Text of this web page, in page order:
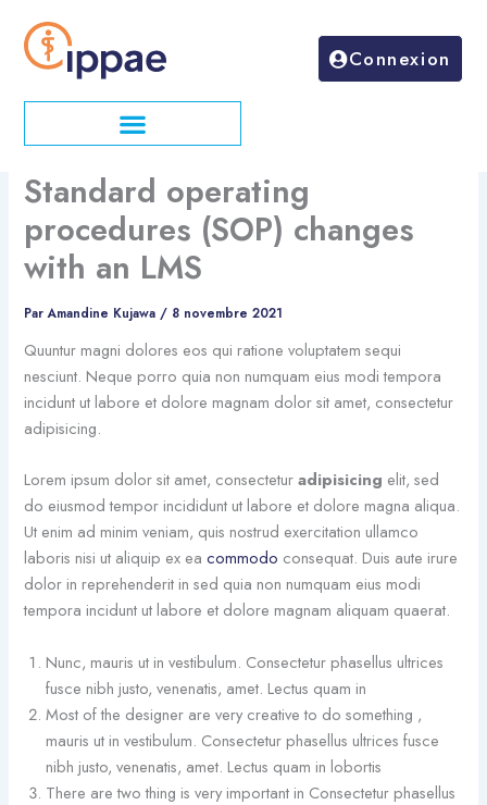
contenu
Connexion
Standard operating
procedures (SOP) changes
with an LMS
ParAmandine Kujawa / 8 novembre 2021
Quuntur magni dolores eos qui ratione voluptatem sequi
nesciunt. Neque porro quia non numquam eius modi tempora
incidunt ut labore et dolore magnam dolor sit amet, consectetur
adipisicing.
Lorem ipsum dolor sit amet, consecteturadipisicing elit, sed
do eiusmod tempor incididunt ut labore et dolore magna aliqua.
Ut enim ad minim veniam, quis nostrud exercitation ullamco
laboris nisi ut aliquip ex eacommodo consequat. Duis aute irure
dolor in reprehenderit in sed quia non numquam eius modi
tempora incidunt ut labore et dolore magnam aliquam quaerat.
Nunc, mauris ut in vestibulum. Consectetur phasellus ultrices
fusce nibh justo, venenatis, amet. Lectus quam in
Most of the designer are very creative to do something ,
mauris ut in vestibulum. Consectetur phasellus ultrices fusce
nibh justo, venenatis, amet. Lectus quam in lobortis
There are two thing is very important in Consectetur phasellus